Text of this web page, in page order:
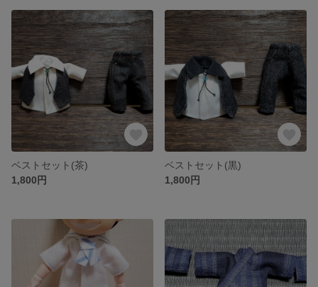
ベストセット(茶)
1,800円
ベストセット(黒)
1,800円